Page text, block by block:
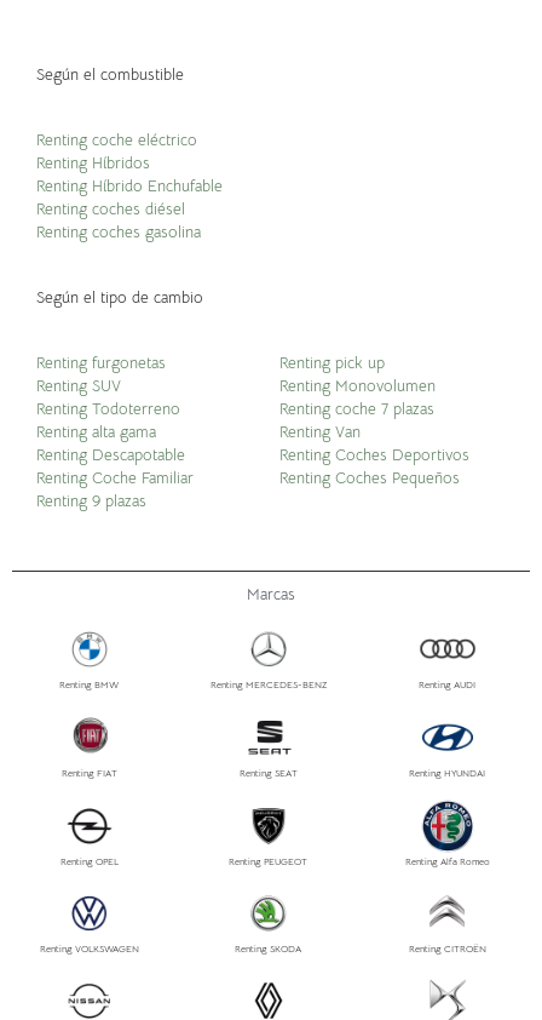
Según el combustible
Renting coche eléctrico
Renting Híbridos
Renting Híbrido Enchufable
Renting coches diésel
Renting coches gasolina
Según el tipo de cambio
Renting furgonetas
Renting SUV
Renting Todoterreno
Renting alta gama
Renting Descapotable
Renting Coche Familiar
Renting 9 plazas
Renting pick up
Renting Monovolumen
Renting coche 7 plazas
Renting Van
Renting Coches Deportivos
Renting Coches Pequeños
Marcas
Renting BMW Renting MERCEDES-BENZ Renting AUDI
Renting FIAT Renting SEAT Renting HYUNDAI
Renting OPEL Renting PEUGEOT Renting Alfa Romeo
Renting VOLKSWAGEN Renting SKODA Renting CITROËN